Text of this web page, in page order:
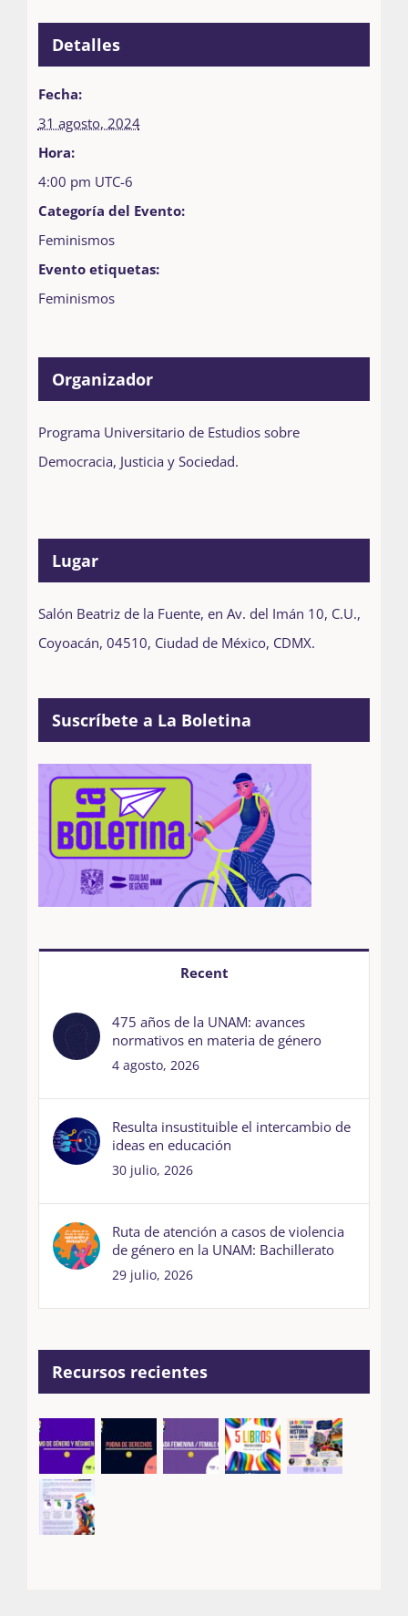
Detalles
Fecha:
31 agosto, 2024
Hora:
4:00 pm UTC-6
Categoría del Evento:
Feminismos
Evento etiquetas:
Feminismos
Organizador
Programa Universitario de Estudios sobre
Democracia, Justicia y Sociedad.
Lugar
Salón Beatriz de la Fuente, en Av. del Imán 10, C.U.,
Coyoacán, 04510, Ciudad de México, CDMX.
Suscríbete a La Boletina
Recent
475 años de la UNAM: avances
normativos en materia de género
4 agosto, 2026
Resulta insustituible el intercambio de
ideas en educación
30 julio, 2026
Ruta de atención a casos de violencia
de género en la UNAM: Bachillerato
29 julio, 2026
Recursos recientes